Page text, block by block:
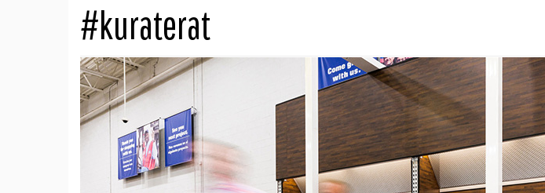
#kuraterat